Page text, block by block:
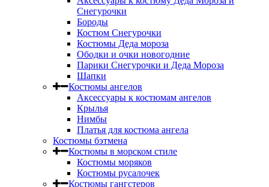
Снегурочки
Бороды
Костюм Снегурочки
Костюмы Деда мороза
Ободки и очки новогодние
Парики Снегурочки и Деда Мороза
Шапки
Костюмы ангелов
Аксессуары к костюмам ангелов
Крылья
Нимбы
Платья для костюма ангела
Костюмы бэтмена
Костюмы в морском стиле
Костюмы моряков
Костюмы русалочек
Костюмы гангстеров